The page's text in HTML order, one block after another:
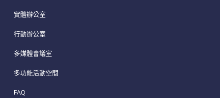
實體辦公室
行動辦公室
多媒體會議室
多功能活動空間
FAQ